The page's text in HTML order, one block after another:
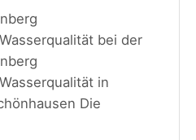
bei der
in
Die